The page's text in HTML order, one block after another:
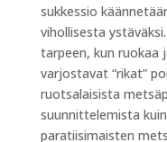
sukkessio
vihollisesta
tarpeen, kun
varjostavat “rikat”
ruotsalaisista
suunnittelemista
paratiisimaisten